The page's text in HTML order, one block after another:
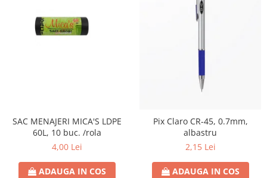
SAC MENAJERI MICA'S LDPE
60L, 10 buc. /rola
4,00 Lei
ADAUGA IN COS
Pix Claro CR-45, 0.7mm,
albastru
2,15 Lei
ADAUGA IN COS